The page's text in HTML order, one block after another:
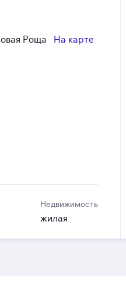
Роща На карте
Недвижимость
жилая